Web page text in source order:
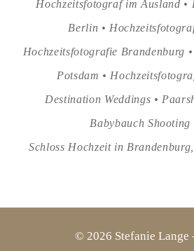
Hochzeitsfotograf im Ausland •
Berlin •
Hochzeitsfotografie Brandenburg •
Potsdam •
Destination Weddings •
Babybauch
Schloss Hochzeit in
© 2026 Stefanie Lange